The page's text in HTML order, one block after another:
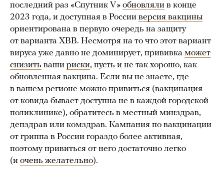
последний раз «Спутник V» обновляли в конце
2023 года, и доступная в России версия вакцины
ориентирована в первую очередь на защиту
от варианта XBB. Несмотря на то что этот вариант
вируса уже давно не доминирует, прививка может
снизить ваши риски, пусть и не так хорошо, как
обновленная вакцина. Если вы не знаете, где
в вашем регионе можно привиться (вакцинация
от ковида бывает доступна не в каждой городской
поликлинике), обратитесь в местный минздрав,
депздрав или комздрав. Кампания по вакцинации
от гриппа в России гораздо более активная,
поэтому привиться от него достаточно легко
(и очень желательно).